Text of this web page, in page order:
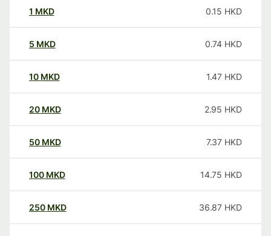
1 MKD 0.15 HKD
5 MKD 0.74 HKD
10 MKD 1.47 HKD
20 MKD 2.95 HKD
50 MKD 7.37 HKD
100 MKD 14.75 HKD
250 MKD 36.87 HKD